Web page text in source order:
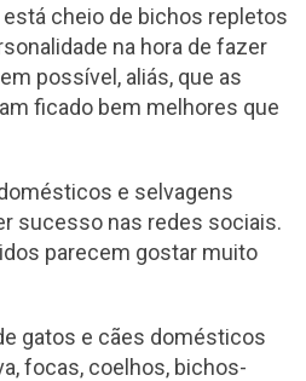
cheio de bichos repletos
na hora de fazer
possível, aliás, que as
ficado bem melhores que
e selvagens
sucesso nas redes sociais.
parecem gostar muito
gatos e cães domésticos
focas, coelhos, bichos-